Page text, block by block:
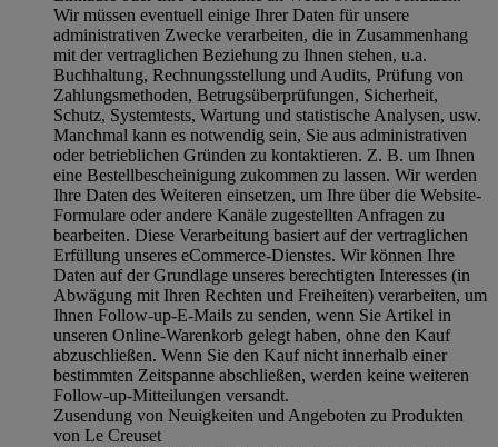
Wir müssen eventuell einige Ihrer Daten für unsere
administrativen Zwecke verarbeiten, die in Zusammenhang
mit der vertraglichen Beziehung zu Ihnen stehen, u.a.
Buchhaltung, Rechnungsstellung und Audits, Prüfung von
Zahlungsmethoden, Betrugsüberprüfungen, Sicherheit,
Schutz, Systemtests, Wartung und statistische Analysen, usw.
Manchmal kann es notwendig sein, Sie aus administrativen
oder betrieblichen Gründen zu kontaktieren. Z. B. um Ihnen
eine Bestellbescheinigung zukommen zu lassen. Wir werden
Ihre Daten des Weiteren einsetzen, um Ihre über die Website-
Formulare oder andere Kanäle zugestellten Anfragen zu
bearbeiten. Diese Verarbeitung basiert auf der vertraglichen
Erfüllung unseres eCommerce-Dienstes. Wir können Ihre
Daten auf der Grundlage unseres berechtigten Interesses (in
Abwägung mit Ihren Rechten und Freiheiten) verarbeiten, um
Ihnen Follow-up-E-Mails zu senden, wenn Sie Artikel in
unseren Online-Warenkorb gelegt haben, ohne den Kauf
abzuschließen. Wenn Sie den Kauf nicht innerhalb einer
bestimmten Zeitspanne abschließen, werden keine weiteren
Follow-up-Mitteilungen versandt.
Zusendung von Neuigkeiten und Angeboten zu Produkten
von Le Creuset